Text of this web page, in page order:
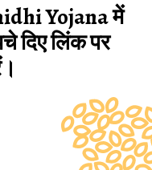
Yojana में
दिए लिंक पर